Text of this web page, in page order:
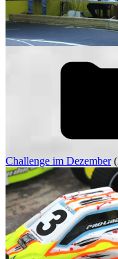
Challenge im Dezember